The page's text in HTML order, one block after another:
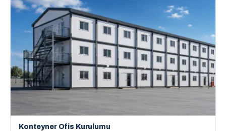
Konteyner Ofis Kurulumu